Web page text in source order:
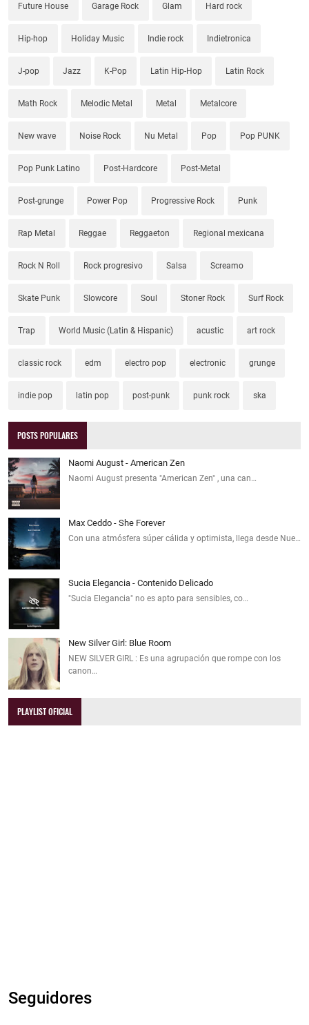
Future House Garage Rock Glam Hard rock
Hip-hop Holiday Music Indie rock Indietronica
J-pop Jazz K-Pop Latin Hip-Hop Latin Rock
Math Rock Melodic Metal Metal Metalcore
New wave Noise Rock Nu Metal Pop Pop PUNK
Pop Punk Latino Post-Hardcore Post-Metal
Post-grunge Power Pop Progressive Rock Punk
Rap Metal Reggae Reggaeton Regional mexicana
Rock N Roll Rock progresivo Salsa Screamo
Skate Punk Slowcore Soul Stoner Rock Surf Rock
Trap World Music (Latin & Hispanic) acustic art rock
classic rock edm electro pop electronic grunge
indie pop latin pop post-punk punk rock ska
POSTS POPULARES
Naomi August - American Zen
Naomi August presenta "American Zen" , una can…
Max Ceddo - She Forever
Con una atmósfera súper cálida y optimista, llega desde Nue…
Sucia Elegancia - Contenido Delicado
"Sucia Elegancia" no es apto para sensibles, co…
New Silver Girl: Blue Room
NEW SILVER GIRL : Es una agrupación que rompe con los
canon…
PLAYLIST OFICIAL
Seguidores